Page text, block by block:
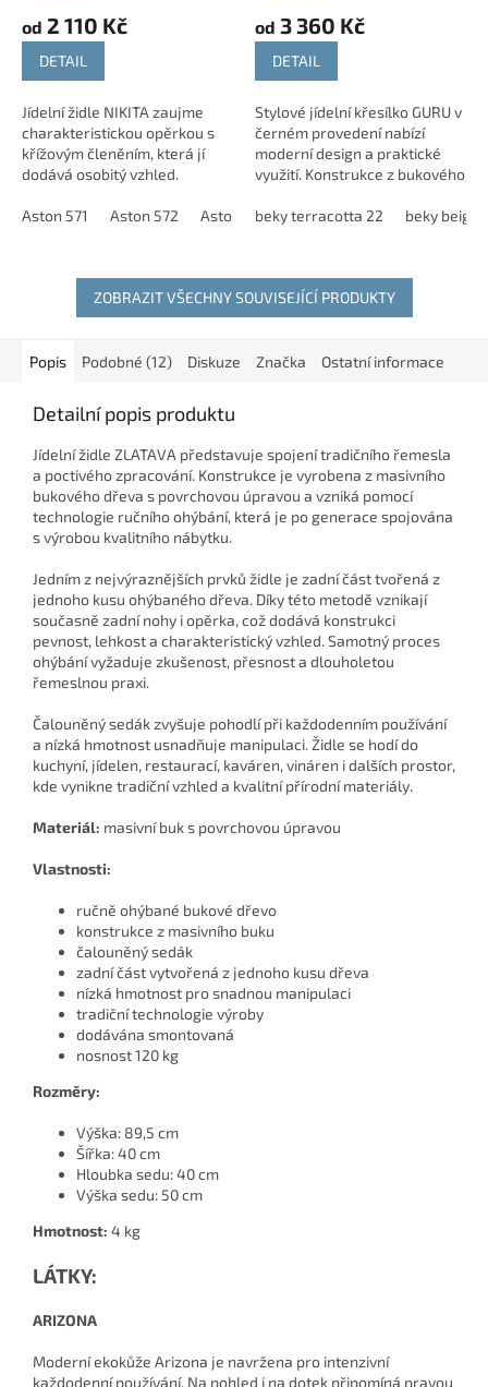
od 2 110 Kč
DETAIL
Jídelní židle NIKITA zaujme
charakteristickou opěrkou s
křížovým členěním, která jí
dodává osobitý vzhled.
zajišťuje vysokou pevnost a
Aston 571 Aston 572 Aston 573 Aston 574 Aston 575
od 3 360 Kč
DETAIL
Stylové jídelní křesílko GURU v
černém provedení nabízí
moderní design a praktické
využití. Konstrukce z bukového
zajišťuje pevnost a stabilitu....
beky terracotta 22 beky beige
ZOBRAZIT VŠECHNY SOUVISEJÍCÍ PRODUKTY
Popis Podobné (12) Diskuze Značka Ostatní informace
Detailní popis produktu
Jídelní židle ZLATAVA představuje spojení tradičního řemesla
a poctivého zpracování. Konstrukce je vyrobena z masivního
bukového dřeva s povrchovou úpravou a vzniká pomocí
technologie ručního ohýbání, která je po generace spojována
s výrobou kvalitního nábytku.
Jedním z nejvýraznějších prvků židle je zadní část tvořená z
jednoho kusu ohýbaného dřeva. Díky této metodě vznikají
současně zadní nohy i opěrka, což dodává konstrukci
pevnost, lehkost a charakteristický vzhled. Samotný proces
ohýbání vyžaduje zkušenost, přesnost a dlouholetou
řemeslnou praxi.
Čalouněný sedák zvyšuje pohodlí při každodenním používání
a nízká hmotnost usnadňuje manipulaci. Židle se hodí do
kuchyní, jídelen, restaurací, kaváren, vináren i dalších prostor,
kde vynikne tradiční vzhled a kvalitní přírodní materiály.
Materiál: masivní buk s povrchovou úpravou
Vlastnosti:
ručně ohýbané bukové dřevo
konstrukce z masivního buku
čalouněný sedák
zadní část vytvořená z jednoho kusu dřeva
nízká hmotnost pro snadnou manipulaci
tradiční technologie výroby
dodávána smontovaná
nosnost 120 kg
Rozměry:
Výška: 89,5 cm
Šířka: 40 cm
Hloubka sedu: 40 cm
Výška sedu: 50 cm
Hmotnost: 4 kg
LÁTKY:
ARIZONA
Moderní ekokůže Arizona je navržena pro intenzivní
každodenní používání. Na pohled i na dotek připomíná pravou